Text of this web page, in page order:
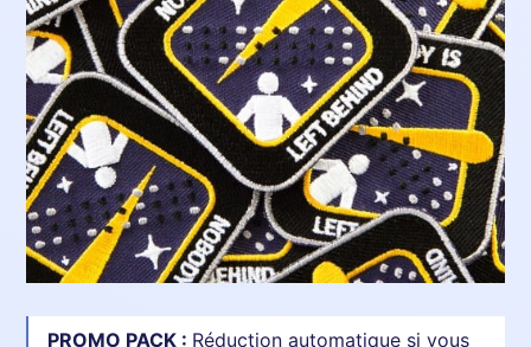
PROMO PACK : Réduction automatique si vous